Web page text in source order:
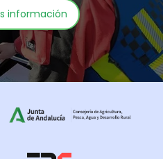
información